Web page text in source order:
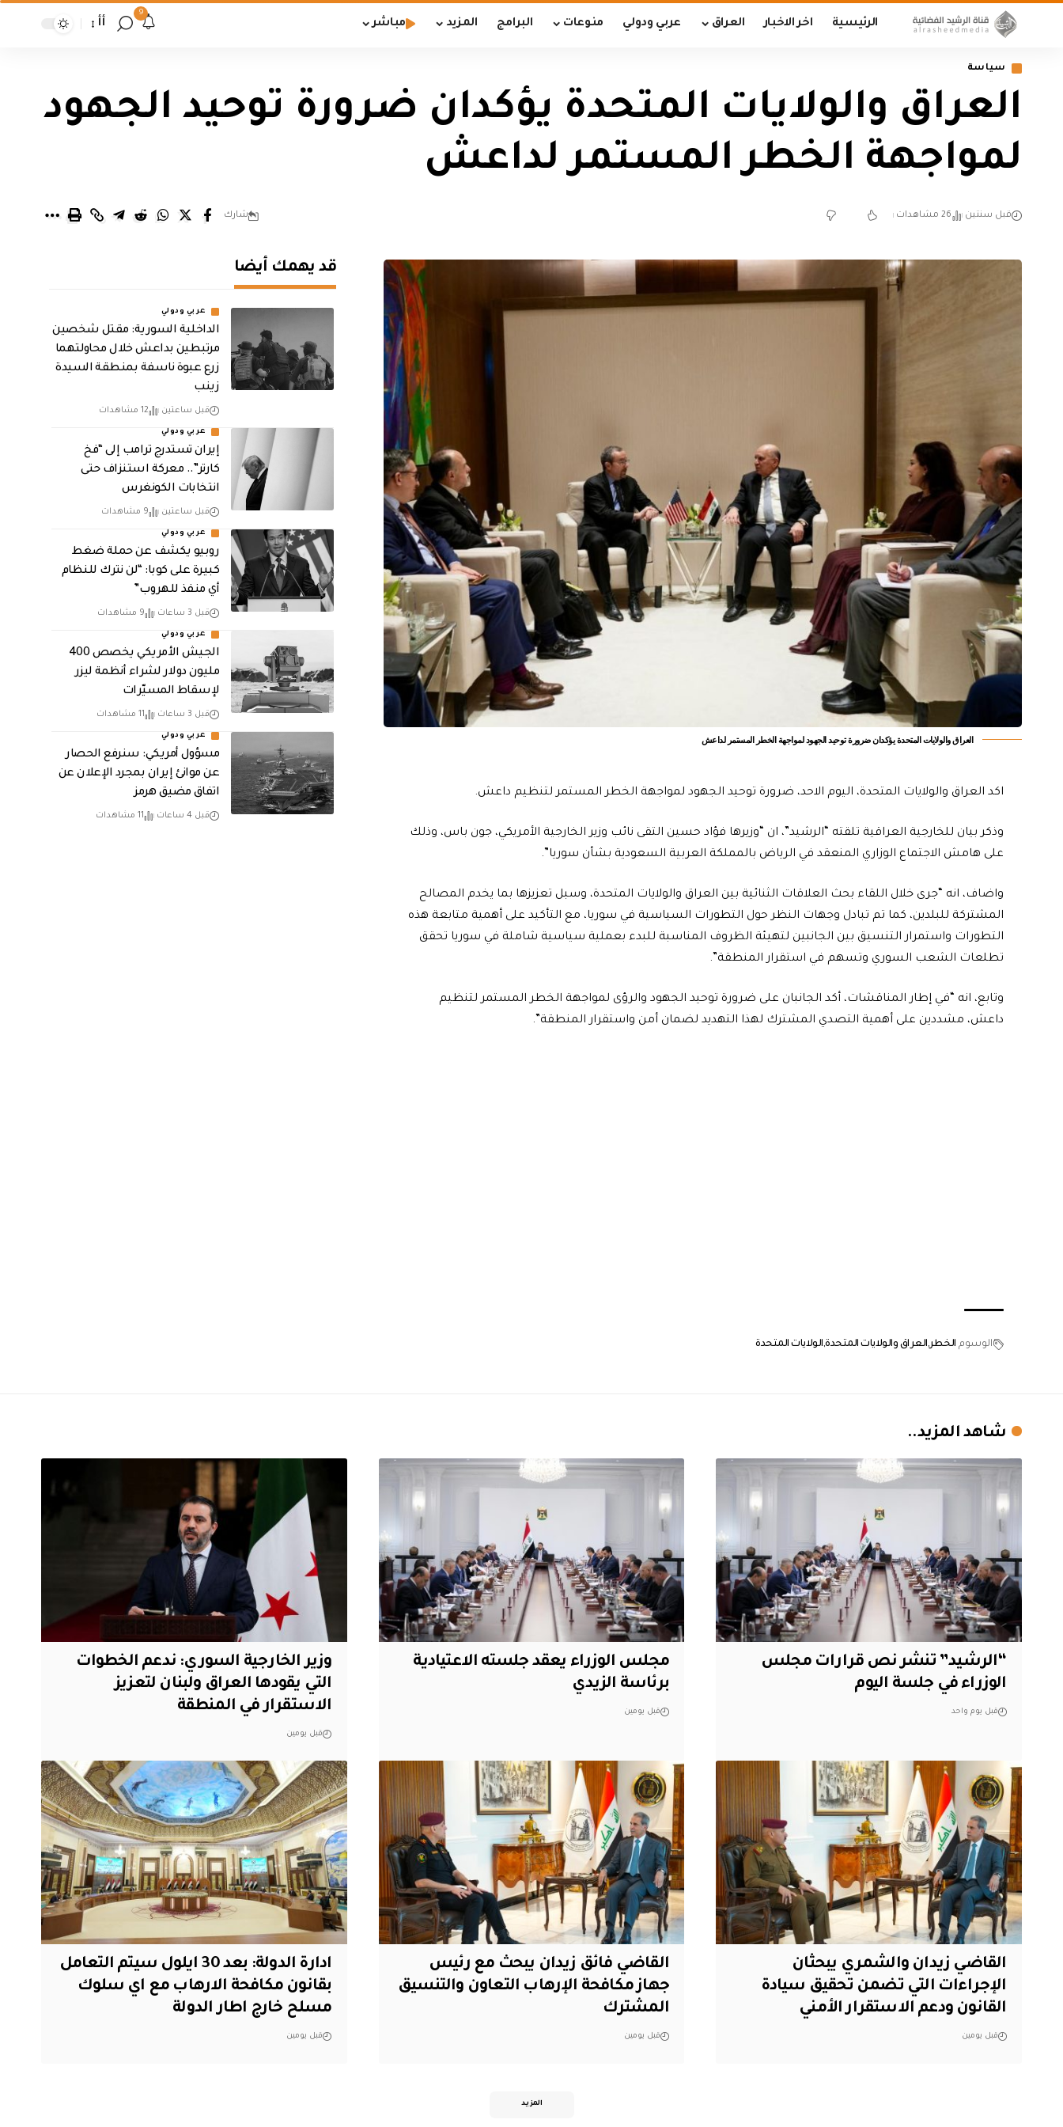
الرئيسية اخر الاخبار العراق عربي ودولي منوعات البرامج المزيد مباشر
9
أأ
سياسة
العراق والولايات المتحدة يؤكدان ضرورة توحيد الجهود
لمواجهة الخطر المستمر لداعش
قبل سنتين 26 مشاهدات شارك
العراق والولايات المتحدة يؤكدان ضرورة توحيد الجهود لمواجهة الخطر المستمر لداعش
اكد العراق والولايات المتحدة، اليوم الاحد، ضرورة توحيد الجهود لمواجهة الخطر المستمر لتنظيم داعش.
وذكر بيان للخارجية العراقية تلقته “الرشيد”، ان “وزيرها فؤاد حسين التقى نائب وزير الخارجية الأمريكي، جون باس، وذلك
على هامش الاجتماع الوزاري المنعقد في الرياض بالمملكة العربية السعودية بشأن سوريا”.
واضاف، انه “جرى خلال اللقاء بحث العلاقات الثنائية بين العراق والولايات المتحدة، وسبل تعزيزها بما يخدم المصالح
المشتركة للبلدين، كما تم تبادل وجهات النظر حول التطورات السياسية في سوريا، مع التأكيد على أهمية متابعة هذه
التطورات واستمرار التنسيق بين الجانبين لتهيئة الظروف المناسبة للبدء بعملية سياسية شاملة في سوريا تحقق
تطلعات الشعب السوري وتسهم في استقرار المنطقة”.
وتابع، انه “في إطار المناقشات، أكد الجانبان على ضرورة توحيد الجهود والرؤى لمواجهة الخطر المستمر لتنظيم
داعش، مشددين على أهمية التصدي المشترك لهذا التهديد لضمان أمن واستقرار المنطقة”.
الوسوم الخطر العراق والولايات المتحدة الولايات المتحدة
قد يهمك أيضا
عربي ودولي
الداخلية السورية: مقتل شخصين
مرتبطين بداعش خلال محاولتهما
زرع عبوة ناسفة بمنطقة السيدة
زينب
قبل ساعتين 12 مشاهدات
عربي ودولي
إيران تستدرج ترامب إلى “فخ
كارتر”.. معركة استنزاف حتى
انتخابات الكونغرس
قبل ساعتين 9 مشاهدات
عربي ودولي
روبيو يكشف عن حملة ضغط
كبيرة على كوبا: “لن نترك للنظام
أي منفذ للهروب”
قبل 3 ساعات 9 مشاهدات
عربي ودولي
الجيش الأمريكي يخصص 400
مليون دولار لشراء أنظمة ليزر
لإسقاط المسيّرات
قبل 3 ساعات 11 مشاهدات
عربي ودولي
مسؤول أمريكي: سنرفع الحصار
عن موانئ إيران بمجرد الإعلان عن
اتفاق مضيق هرمز
قبل 4 ساعات 11 مشاهدات
شاهد المزيد..
“الرشيد” تنشر نص قرارات مجلس
الوزراء في جلسة اليوم
قبل يوم واحد
مجلس الوزراء يعقد جلسته الاعتيادية
برئاسة الزيدي
قبل يومين
وزير الخارجية السوري: ندعم الخطوات
التي يقودها العراق ولبنان لتعزيز
الاستقرار في المنطقة
قبل يومين
القاضي زيدان والشمري يبحثان
الإجراءات التي تضمن تحقيق سيادة
القانون ودعم الاستقرار الأمني
قبل يومين
القاضي فائق زيدان يبحث مع رئيس
جهاز مكافحة الإرهاب التعاون والتنسيق
المشترك
قبل يومين
ادارة الدولة: بعد 30 ايلول سيتم التعامل
بقانون مكافحة الارهاب مع اي سلوك
مسلح خارج اطار الدولة
قبل يومين
المزيد